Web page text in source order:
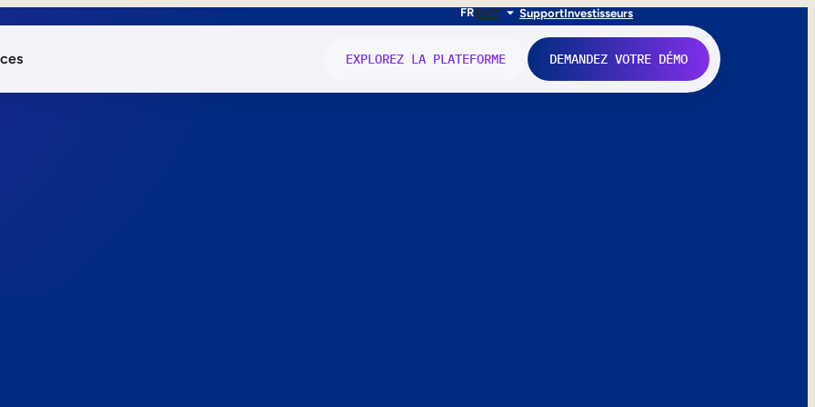
FRENIT SupportInvestisseurs
EXPLOREZ LA PLATEFORME DEMANDEZ VOTRE DÉMO